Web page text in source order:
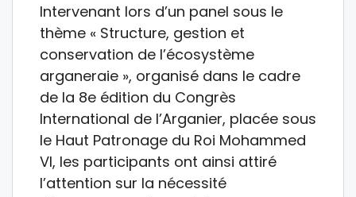
Intervenant lors d’un panel sous le
thème « Structure, gestion et
conservation de l’écosystème
arganeraie », organisé dans le cadre
de la 8e édition du Congrès
International de l’Arganier, placée sous
le Haut Patronage du Roi Mohammed
VI, les participants ont ainsi attiré
l’attention sur la nécessité